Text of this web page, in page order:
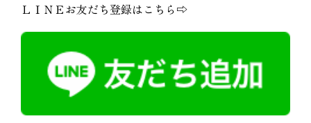
ＬＩＮＥお友だち登録はこちら⇨